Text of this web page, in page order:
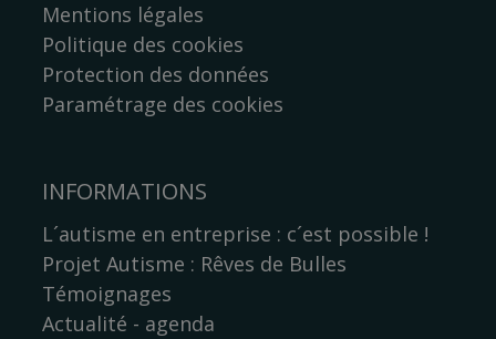
Mentions légales
Politique des cookies
Protection des données
Paramétrage des cookies
INFORMATIONS
L´autisme en entreprise : c´est possible !
Projet Autisme : Rêves de Bulles
Témoignages
Actualité - agenda